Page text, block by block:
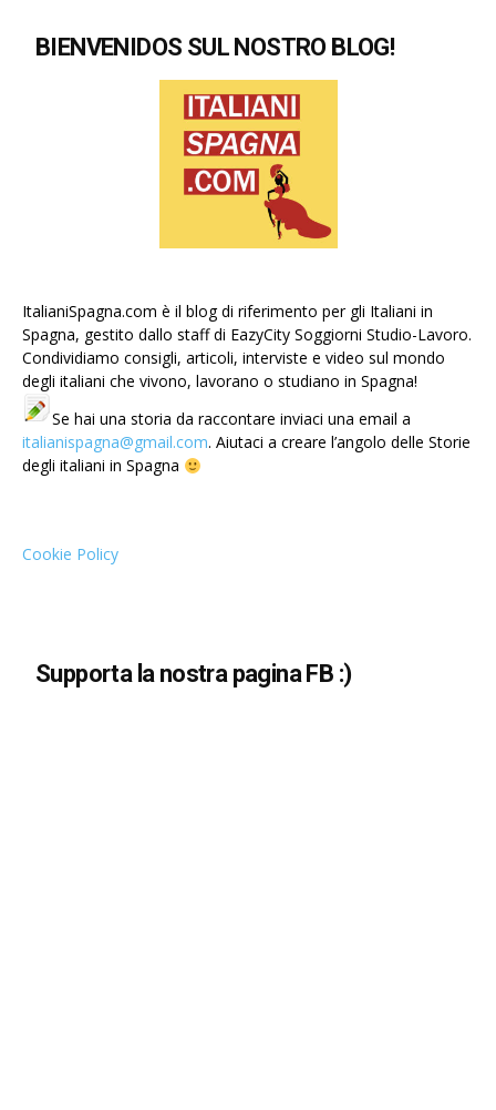
BIENVENIDOS SUL NOSTRO BLOG!
ItalianiSpagna.com è il blog di riferimento per gli Italiani in
Spagna, gestito dallo staff di EazyCity Soggiorni Studio-Lavoro.
Condividiamo consigli, articoli, interviste e video sul mondo
degli italiani che vivono, lavorano o studiano in Spagna!
Se hai una storia da raccontare inviaci una email a
italianispagna@gmail.com. Aiutaci a creare l’angolo delle Storie
degli italiani in Spagna
Cookie Policy
Supporta la nostra pagina FB :)